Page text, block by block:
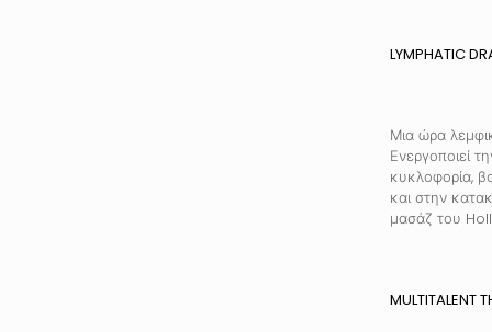
LYMPHATIC
Μια ώρα
Ενεργοποιεί
κυκλοφορία,
και στην
μασάζ του
MULTITALENT